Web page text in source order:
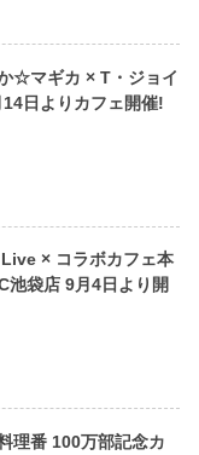
☆マギカ × T・ジョイ
日よりカフェ開催!
× コラボカフェ本
池袋店 9月4日より開
理番 100万部記念カ